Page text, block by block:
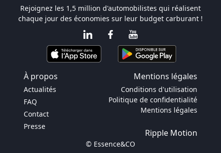
Rejoignez les 1,5 million d'automobilistes qui réalisent
chaque jour des économies sur leur budget carburant !
À propos Mentions légales
Actualités
FAQ
Contact
Presse
Conditions d'utilisation
Politique de confidentialité
Mentions légales
Ripple Motion
© Essence&CO